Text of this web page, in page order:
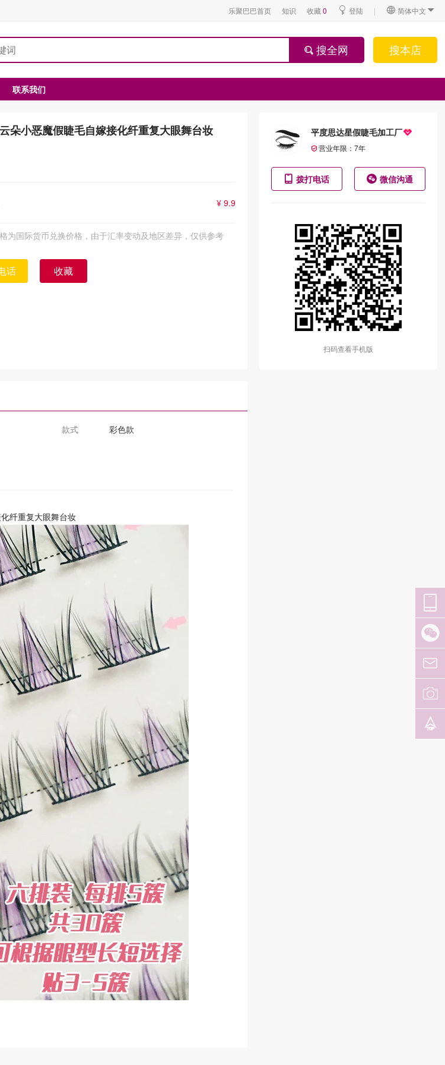
乐聚巴巴首页 知识 收藏0 登陆 | 简体中文
搜全网 搜本店
联系我们
朵小恶魔假睫毛自嫁接化纤重复大眼舞台妆
¥ 9.9
为国际货币兑换价格，由于汇率变动及地区差异，仅供参考
话 收藏
款式 彩色款
纤重复大眼舞台妆
平度思达星假睫毛加工厂
营业年限： 7年
拨打电话 微信沟通
扫码查看手机版